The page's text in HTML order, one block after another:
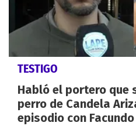
TESTIGO
Habló el portero que
perro de Candela
episodio con